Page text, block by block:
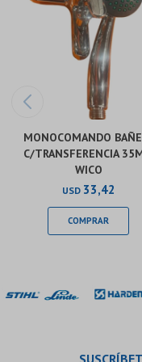
MONOCOMANDO
C/TRANSFERENCIA
WICO
USD 33,42